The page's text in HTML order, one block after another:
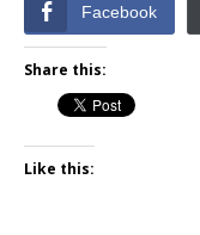
Facebook
Share this:
Like this: